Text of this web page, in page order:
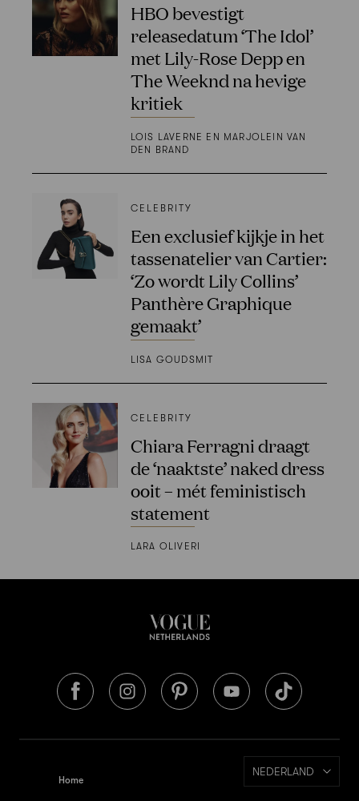
HBO bevestigt
releasedatum ‘The Idol’
met Lily-Rose Depp en
The Weeknd na hevige
kritiek
LOIS LAVERNE EN MARJOLEIN VAN
DEN BRAND
CELEBRITY
Een exclusief kijkje in het
tassenatelier van Cartier:
‘Zo wordt Lily Collins’
Panthère Graphique
gemaakt’
LISA GOUDSMIT
CELEBRITY
Chiara Ferragni draagt
de ‘naaktste’ naked dress
ooit – mét feministisch
statement
LARA OLIVERI
Home
NEDERLAND